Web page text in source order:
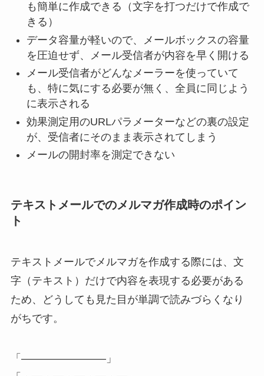
も簡単に作成できる（文字を打つだけで作成で
きる）
データ容量が軽いので、メールボックスの容量
を圧迫せず、メール受信者が内容を早く開ける
メール受信者がどんなメーラーを使っていて
も、特に気にする必要が無く、全員に同じよう
に表示される
効果測定用のURLパラメーターなどの裏の設定
が、受信者にそのまま表示されてしまう
メールの開封率を測定できない
テキストメールでのメルマガ作成時のポイン
ト
テキストメールでメルマガを作成する際には、文
字（テキスト）だけで内容を表現する必要がある
ため、どうしても見た目が単調で読みづらくなり
がちです。
「————————」